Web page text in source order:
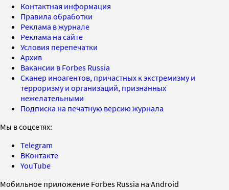
Контактная информация
Правила обработки
Реклама в журнале
Реклама на сайте
Условия перепечатки
Архив
Вакансии в Forbes Russia
Сканер иноагентов, причастных к экстремизму и
терроризму и организаций, признанных
нежелательными
Подписка на печатную версию журнала
Мы в соцсетях:
Telegram
ВКонтакте
YouTube
Мобильное приложение Forbes Russia на Android